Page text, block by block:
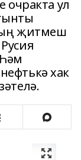
очракта ул
җитмеш
хак